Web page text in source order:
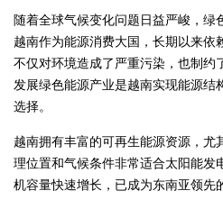
随着全球气候变化问题日益严峻，绿
越南作为能源消费大国，长期以来依
不仅对环境造成了严重污染，也制约
发展绿色能源产业是越南实现能源结
选择。
越南拥有丰富的可再生能源资源，尤
理位置和气候条件非常适合太阳能发
机容量快速增长，已成为东南亚领先